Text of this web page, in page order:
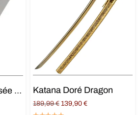
Gravure personnalisée seule (Sans produit) Katana Doré Dragon
189,99€ Original
price
139,90 €Current